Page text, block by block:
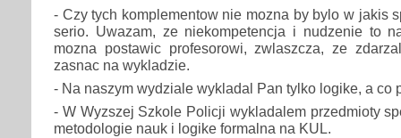
- Czy tych komplementow nie mozna by bylo w jakis
serio. Uwazam, ze niekompetencja i nudzenie to
mozna postawic profesorowi, zwlaszcza, ze
zasnac na wykladzie.
- Na naszym wydziale wykladal Pan tylko logike, a co
- W Wyzszej Szkole Policji wykladalem przedmioty
metodologie nauk i logike formalna na KUL.